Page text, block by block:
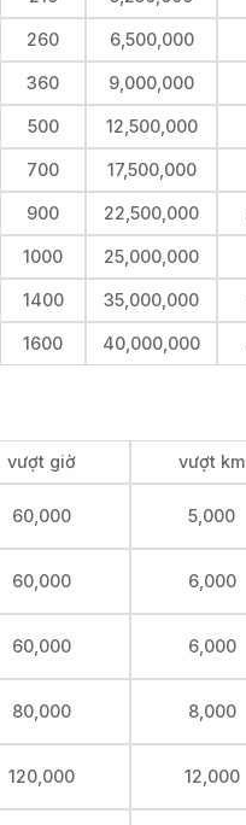
260 6,500,000
360 9,000,000
500 12,500,000
700 17,500,000
900 22,500,000
1000 25,000,000
1400 35,000,000
1600 40,000,000
vượt giờ vượt km
60,000 5,000
60,000 6,000
60,000 6,000
80,000 8,000
120,000 12,000